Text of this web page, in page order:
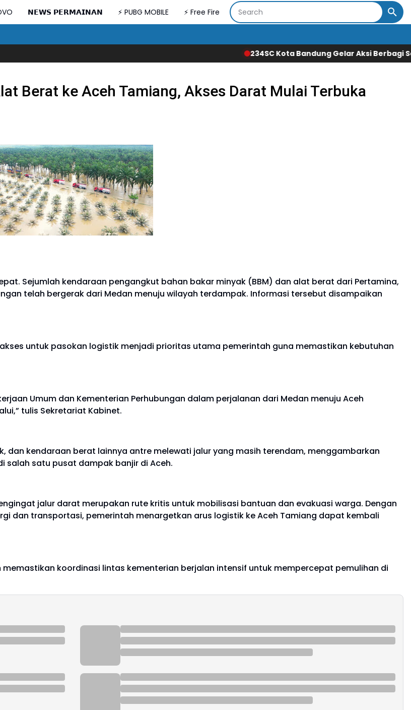
𝗡𝗘𝗪𝗦 𝗣𝗘𝗥𝗠𝗔𝗜𝗡𝗔𝗡 ⚡ PUBG MOBILE ⚡ Free Fire
234SC Kota Bandung Gelar Aksi Berbagi Sembako
Berat ke Aceh Tamiang, Akses Darat Mulai Terbuka
Sejumlah kendaraan pengangkut bahan bakar minyak (BBM) dan alat berat dari Pertamina,
telah bergerak dari Medan menuju wilayah terdampak. Informasi tersebut disampaikan
untuk pasokan logistik menjadi prioritas utama pemerintah guna memastikan kebutuhan
Umum dan Kementerian Perhubungan dalam perjalanan dari Medan menuju Aceh
tulis Sekretariat Kabinet.
dan kendaraan berat lainnya antre melewati jalur yang masih terendam, menggambarkan
satu pusat dampak banjir di Aceh.
jalur darat merupakan rute kritis untuk mobilisasi bantuan dan evakuasi warga. Dengan
dan transportasi, pemerintah menargetkan arus logistik ke Aceh Tamiang dapat kembali
koordinasi lintas kementerian berjalan intensif untuk mempercepat pemulihan di